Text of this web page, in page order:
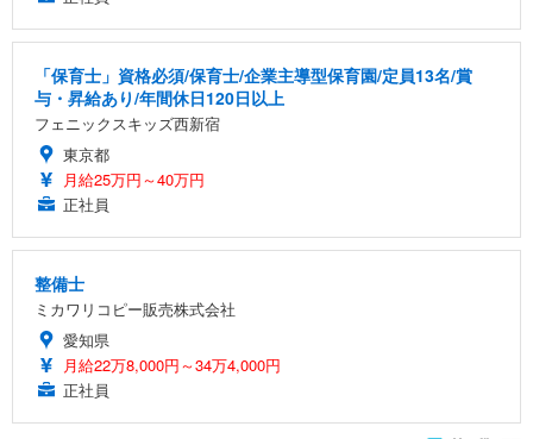
「保育士」資格必須/保育士/企業主導型保育園/定員13名/賞
与・昇給あり/年間休日120日以上
フェニックスキッズ西新宿
東京都
月給25万円～40万円
正社員
整備士
ミカワリコピー販売株式会社
愛知県
月給22万8,000円～34万4,000円
正社員